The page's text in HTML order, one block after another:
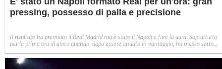
pressing, possesso di palla e precisione
Il risultato ha premiato il Real Madrid ma è stato il Napoli a fare la gara. Soprattutto
per la prima ora di gioco quando, dopo essere andato in vantaggio, ha messo sotto
90 minuti gli azzurri sono stati migliori: sia per possesso (51%), per precisione dei
passaggi (86%) e per chilometri percorsi (62 contro 55)